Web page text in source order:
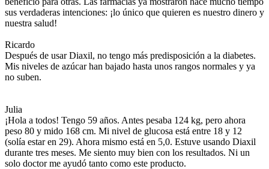
sus verdaderas intenciones: ¡lo único que quieren es nuestro dinero y
nuestra salud!
Ricardo
Después de usar Diaxil, no tengo más predisposición a la diabetes.
Mis niveles de azúcar han bajado hasta unos rangos normales y ya
no suben.
Julia
¡Hola a todos! Tengo 59 años. Antes pesaba 124 kg, pero ahora
peso 80 y mido 168 cm. Mi nivel de glucosa está entre 18 y 12
(solía estar en 29). Ahora mismo está en 5,0. Estuve usando Diaxil
durante tres meses. Me siento muy bien con los resultados. Ni un
solo doctor me ayudó tanto como este producto.